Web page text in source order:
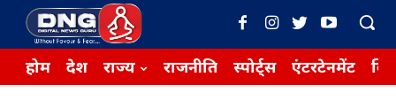
होम देश राज्य राजनीति स्पोर्ट्स एंटरटेनमेंट